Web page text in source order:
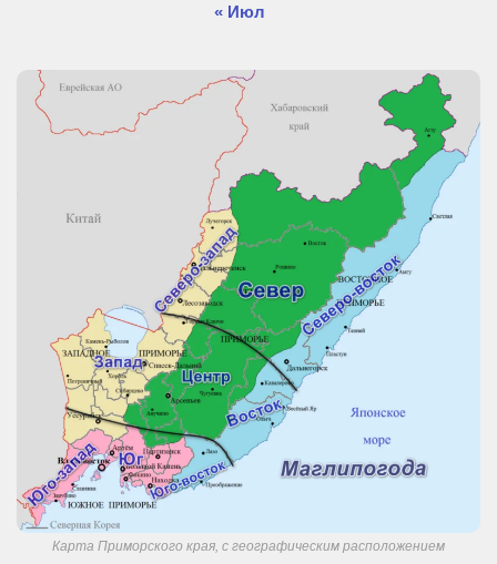
« Июл
Карта Приморского края, с географическим расположением